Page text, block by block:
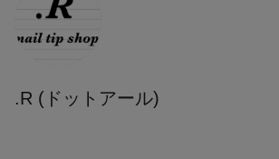
.R (ドットアール)